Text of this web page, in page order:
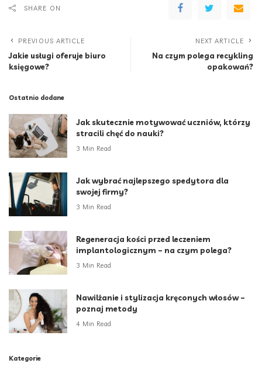
SHARE ON
PREVIOUS ARTICLE
Jakie usługi oferuje biuro
księgowe?
NEXT ARTICLE
Na czym polega recykling
opakowań?
Ostatnio dodane
Jak skutecznie motywować uczniów, którzy
stracili chęć do nauki?
3 Min Read
Jak wybrać najlepszego spedytora dla
swojej firmy?
3 Min Read
Regeneracja kości przed leczeniem
implantologicznym – na czym polega?
3 Min Read
Nawilżanie i stylizacja kręconych włosów –
poznaj metody
4 Min Read
Kategorie